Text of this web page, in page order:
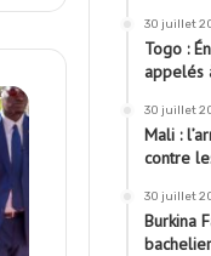
30 juillet
Togo :
appelés
30 juillet
Mali :
contre
30 juillet
Burkina